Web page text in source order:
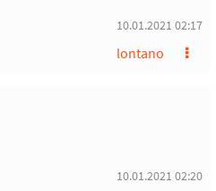
10.01.2021 02:17
lontano
10.01.2021 02:20